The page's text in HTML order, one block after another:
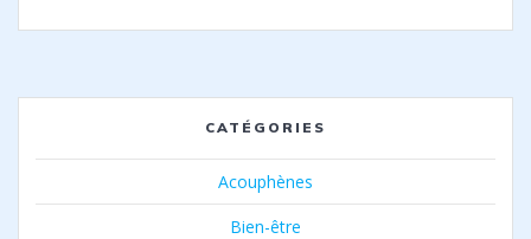
CATÉGORIES
Acouphènes
Bien-être